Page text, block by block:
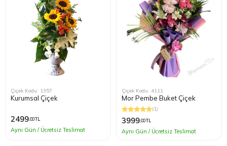
Çiçek Kodu: 1357
Kurumsal Çiçek
2499,00 TL
Aynı Gün / Ücretsiz Teslimat
Çiçek Kodu: 4111
Mor Pembe Buket Çiçek
(1)
3999,00 TL
Aynı Gün / Ücretsiz Teslimat